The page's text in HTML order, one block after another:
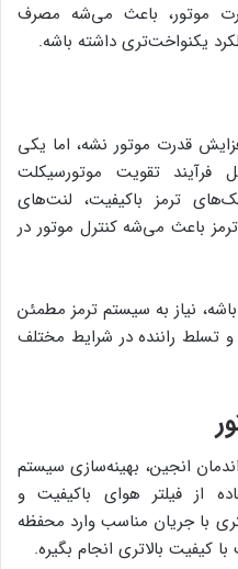
موتور، باعث می‌شه مصرف
یکنواخت‌تری داشته باشه.
قدرت موتور نشه، اما یکی
فرآیند تقویت موتورسیکلت
ترمز باکیفیت، لنت‌های
باعث می‌شه کنترل موتور در
نیاز به سیستم ترمز مطمئن
تسلط راننده در شرایط مختلف
انجین، بهینه‌سازی سیستم
از فیلتر هوای باکیفیت و
با جریان مناسب وارد محفظه
کیفیت بالاتری انجام بگیره.